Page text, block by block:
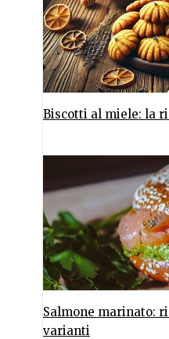
Biscotti al miele: la
Salmone marinato:
varianti